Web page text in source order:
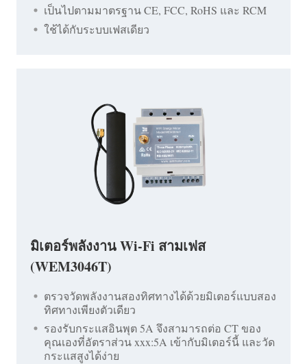
เป็นไปตามมาตรฐาน CE, FCC, RoHS และ RCM
ใช้ได้กับระบบเฟสเดียว
มิเตอร์พลังงาน Wi-Fi สามเฟส
(WEM3046T)
ตรวจวัดพลังงานสองทิศทางได้ด้วยมิเตอร์แบบสอง
ทิศทางเพียงตัวเดียว
รองรับกระแสอินพุต 5A จึงสามารถต่อ CT ของ
คุณเองที่อัตราส่วน xxx:5A เข้ากับมิเตอร์นี้ และวัด
กระแสสูงได้ง่าย